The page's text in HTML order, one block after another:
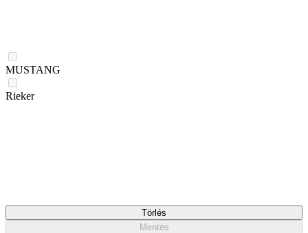
MUSTANG
Rieker
Törlés
Mentés